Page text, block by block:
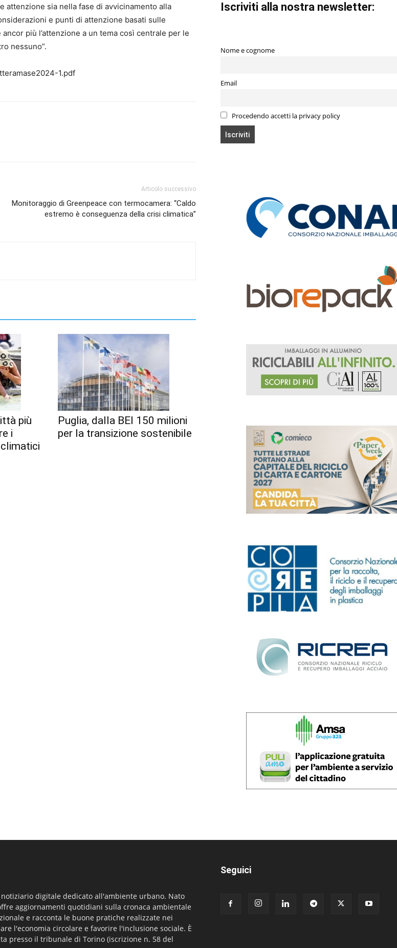
attenzione sia nella fase di avvicinamento alla
e punti di attenzione basati sulle
più l’attenzione a un tema così centrale per le
nessuno”.
1.pdf
Articolo successivo
Monitoraggio di Greenpeace con termocamera: “Caldo
estremo è conseguenza della crisi climatica”
più
i
Puglia, dalla BEI 150 milioni
per la transizione sostenibile
Iscriviti alla nostra newsletter:
Nome e cognome
Email
Procedendo accetti la privacy policy
notiziario digitale dedicato all'ambiente urbano. Nato
aggiornamenti quotidiani sulla cronaca ambientale
e racconta le buone pratiche realizzate nei
l'economia circolare e favorire l'inclusione sociale. È
presso il tribunale di Torino (iscrizione n. 58 del
Seguici